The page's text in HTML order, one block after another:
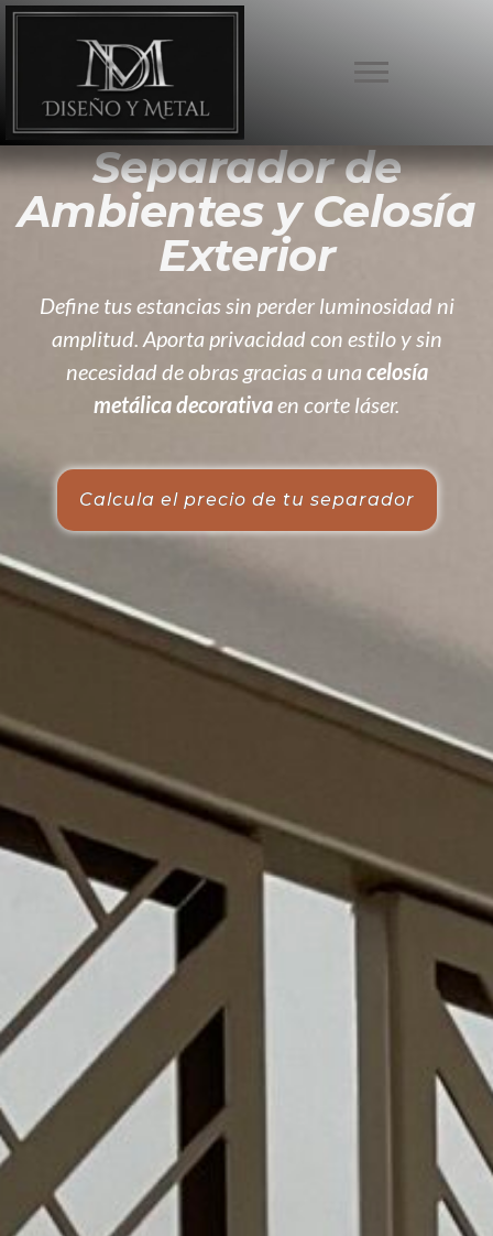
Separador de
Ambientes y Celosía
Exterior
Define tus estancias sin perder luminosidad ni
amplitud. Aporta privacidad con estilo y sin
necesidad de obras gracias a unacelosía
metálica decorativaen corte láser.
Calcula el precio de tu separador